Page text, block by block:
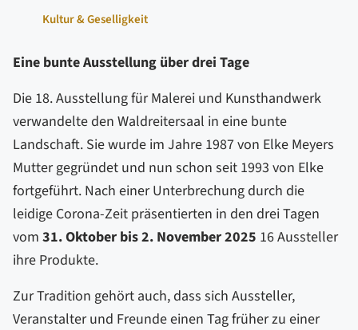
Kultur & Geselligkeit
Eine bunte Ausstellung über drei Tage
Die 18. Ausstellung für Malerei und Kunsthandwerk
verwandelte den Waldreitersaal in eine bunte
Landschaft. Sie wurde im Jahre 1987 von Elke Meyers
Mutter gegründet und nun schon seit 1993 von Elke
fortgeführt. Nach einer Unterbrechung durch die
leidige Corona-Zeit präsentierten in den drei Tagen
vom 31. Oktober bis 2. November 2025 16 Aussteller
ihre Produkte.
Zur Tradition gehört auch, dass sich Aussteller,
Veranstalter und Freunde einen Tag früher zu einer